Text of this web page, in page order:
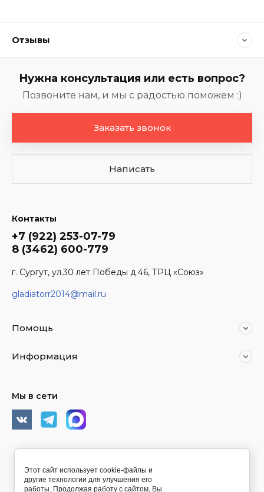
Отзывы
Нужна консультация или есть вопрос?
Позвоните нам, и мы с радостью поможем :)
Заказать звонок
Написать
Контакты
+7 (922) 253-07-79
8 (3462) 600-779
г. Сургут, ул.30 лет Победы д.46, ТРЦ «Союз»
gladiatorr2014@mail.ru
Помощь
Информация
Мы в сети
Этот сайт использует cookie-файлы и
другие технологии для улучшения его
работы. Продолжая работу с сайтом, Вы